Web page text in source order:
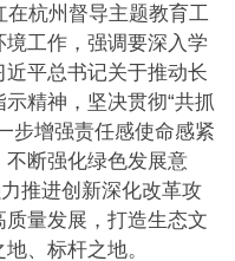
杭州督导主题教育工
工作，强调要深入学
平总书记关于推动长
精神，坚决贯彻“共抓
步增强责任感使命感紧
断强化绿色发展意
推进创新深化改革攻
量发展，打造生态文
、标杆之地。